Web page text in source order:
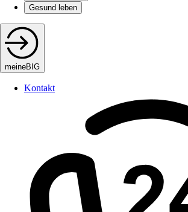
Gesund leben
meineBIG
Kontakt